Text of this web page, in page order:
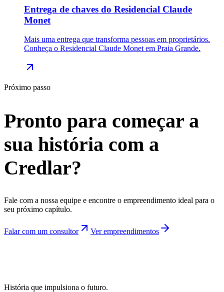
Entrega de chaves do Residencial Claude
Monet
Mais uma entrega que transforma pessoas em proprietários.
Conheça o Residencial Claude Monet em Praia Grande.
Próximo passo
Pronto para começar a
sua história com a
Credlar?
Fale com a nossa equipe e encontre o empreendimento ideal para o
seu próximo capítulo.
Falar com um consultor Ver empreendimentos
História que impulsiona o futuro.